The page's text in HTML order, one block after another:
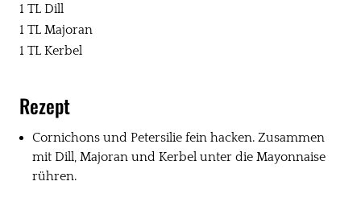
1 TL Dill
1 TL Majoran
1 TL Kerbel
Rezept
Cornichons und Petersilie fein hacken. Zusammen
mit Dill, Majoran und Kerbel unter die Mayonnaise
rühren.